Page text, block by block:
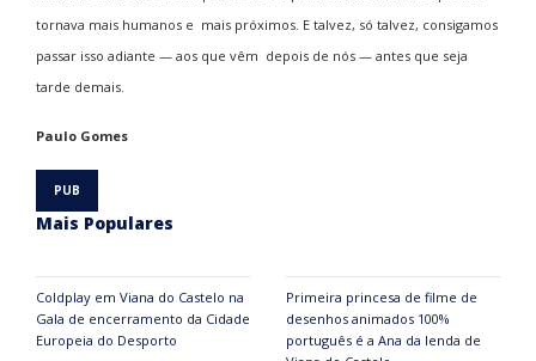
tornava mais humanos e mais próximos. E talvez, só talvez, consigamos
passar isso adiante — aos que vêm depois de nós — antes que seja
tarde demais.
Paulo Gomes
Mais Populares
Coldplay em Viana do Castelo na
Gala de encerramento da Cidade
Europeia do Desporto
Primeira princesa de filme de
desenhos animados 100%
português é a Ana da lenda de